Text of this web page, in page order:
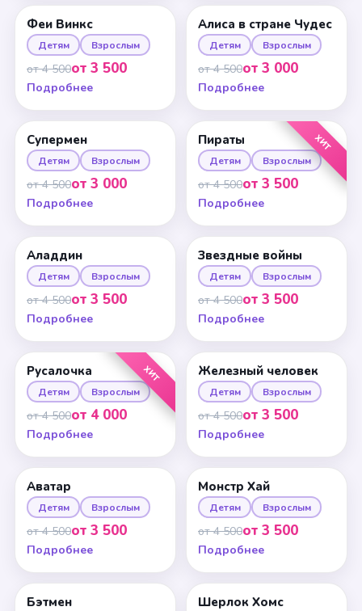
Феи Винкс
Детям Взрослым
от 4 500от 3 500
Подробнее
Алиса в стране Чудес
Детям Взрослым
от 4 500от 3 000
Подробнее
Супермен
Детям Взрослым
от 4 500от 3 000
Подробнее
ХИТ
Пираты
Детям Взрослым
от 4 500от 3 500
Подробнее
Аладдин
Детям Взрослым
от 4 500от 3 500
Подробнее
Звездные войны
Детям Взрослым
от 4 500от 3 500
Подробнее
ХИТ
Русалочка
Детям Взрослым
от 4 500от 4 000
Подробнее
Железный человек
Детям Взрослым
от 4 500от 3 500
Подробнее
Аватар
Детям Взрослым
от 4 500от 3 500
Подробнее
Монстр Хай
Детям Взрослым
от 4 500от 3 500
Подробнее
Бэтмен Шерлок Хомс